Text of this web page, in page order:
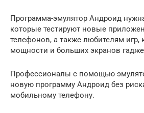
Программа-эмулятор Андроид
которые тестируют новые
телефонов, а также любителям игр,
мощности и больших экранов
Профессионалы с помощью
новую программу Андроид без
мобильному телефону.